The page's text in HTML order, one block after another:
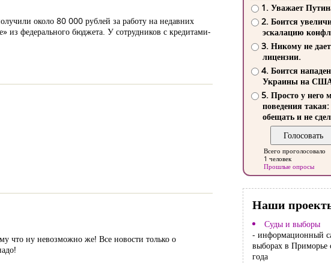
около 80 000 рублей за работу на недавних
федерального бюджета. У сотрудников с кредитами-
что ну невозможно же! Все новости только о
1. Уважает
2. Боится
эскалацию
3. Никому не
лицензии.
4. Боится
Украины на
5. Просто у него
поведения такая:
обещать и не
Всего проголосовало
1 человек
Прошлые опросы
Наши
Суды и выборы
- информационный
выборах в Приморье
года